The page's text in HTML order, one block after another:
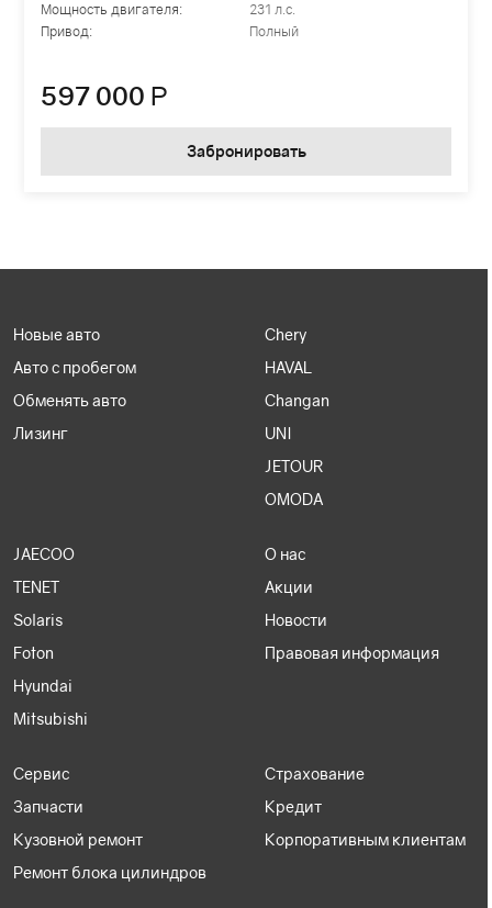
Мощность двигателя:
231 л.с.
Привод:
Полный
597 000 Р
Забронировать
Новые авто
Авто с пробегом
Обменять авто
Лизинг
Chery
HAVAL
Changan
UNI
JETOUR
OMODA
JAECOO
TENET
Solaris
Foton
Hyundai
Mitsubishi
О нас
Акции
Новости
Правовая информация
Сервис
Запчасти
Кузовной ремонт
Ремонт блока цилиндров
Страхование
Кредит
Корпоративным клиентам